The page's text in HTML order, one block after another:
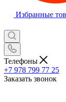
Избранные
Телефоны
+7 978 799 77 25
Заказать звонок